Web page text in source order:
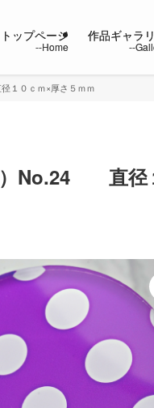
トップページ 作品ギャラ
０ｃｍ×厚さ５ｍｍ
No.24 直径